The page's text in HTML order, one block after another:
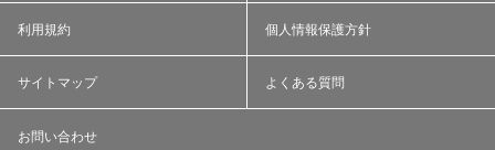
利用規約 個人情報保護方針
サイトマップ よくある質問
お問い合わせ